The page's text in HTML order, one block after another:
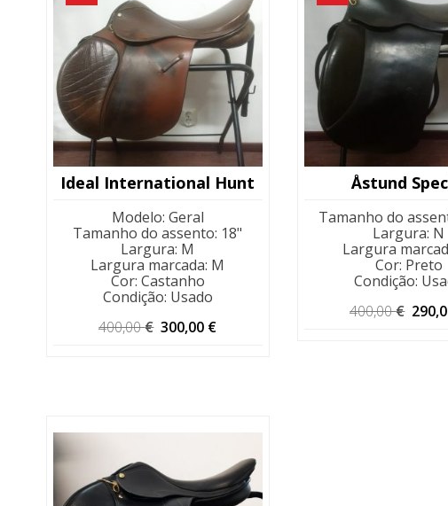
Ideal International Hunt
Modelo: Geral
Tamanho do assento: 18"
Largura: M
Largura marcada: M
Cor: Castanho
Condição: Usado
400,00€ O
300,00 €
Åstund
Tamanho do
Largura: N
Largura
Cor: Preto
Condição:
400,00€ O